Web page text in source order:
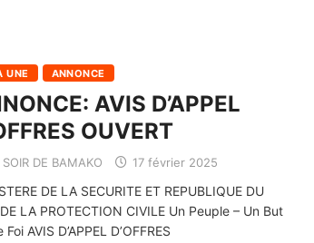
UNE ANNONCE
AVIS D’APPEL
OUVERT
SOIR DE BAMAKO 17 février 2025
DE LA SECURITE ET REPUBLIQUE DU
LA PROTECTION CIVILE Un Peuple – Un But
Foi AVIS D’APPEL D’OFFRES